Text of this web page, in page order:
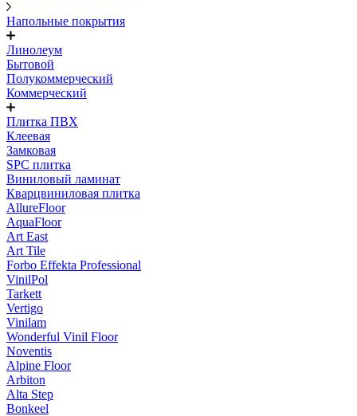
Напольные покрытия
Линолеум
Бытовой
Полукоммерческий
Коммерческий
Плитка ПВХ
Клеевая
Замковая
SPC плитка
Виниловый ламинат
Кварцвиниловая плитка
AllureFloor
AquaFloor
Art East
Art Tile
Forbo Effekta Professional
VinilPol
Tarkett
Vertigo
Vinilam
Wonderful Vinil Floor
Noventis
Alpine Floor
Arbiton
Alta Step
Bonkeel